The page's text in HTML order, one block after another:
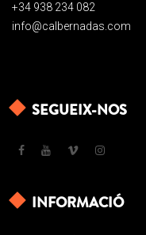
+34 938 234 082
info@calbernadas.com
SEGUEIX-NOS
INFORMACIÓ